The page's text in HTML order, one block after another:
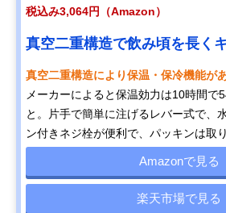
税込み3,064円（Amazon）
真空二重構造で飲み頃を長く
真空二重構造により保温・保冷機能が
メーカーによると保温効力は10時間で
と。片手で簡単に注げるレバー式で、
ン付きネジ栓が便利で、パッキンは取
Amazonで見る
楽天市場で見る